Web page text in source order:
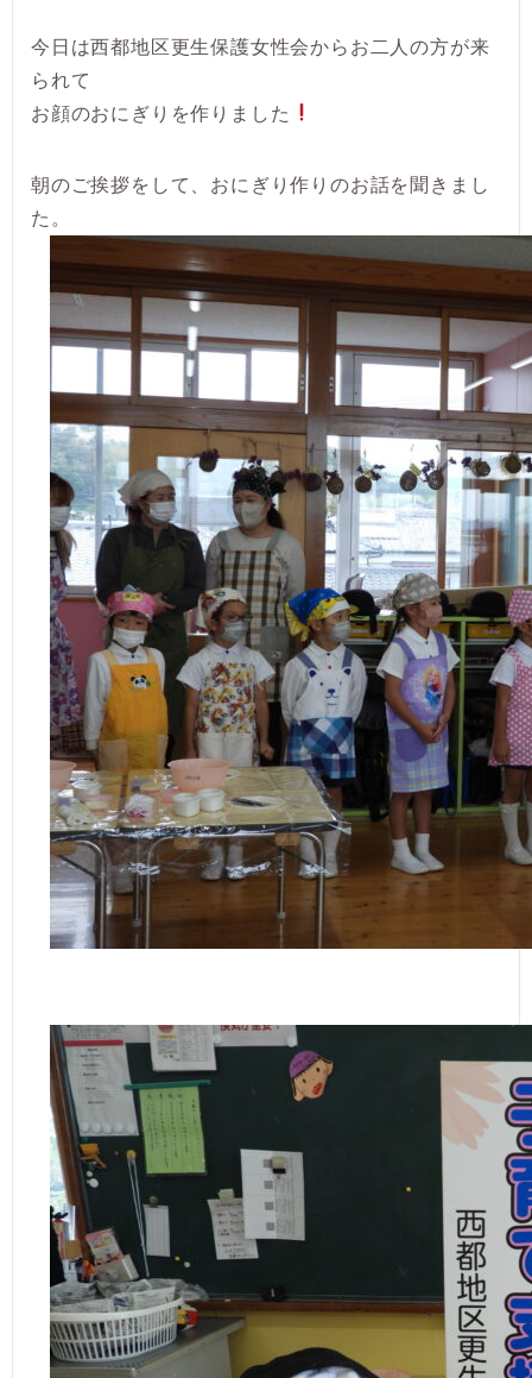
今日は西都地区更生保護女性会からお二人の方が来
られて
お顔のおにぎりを作りました
朝のご挨拶をして、おにぎり作りのお話を聞きまし
た。